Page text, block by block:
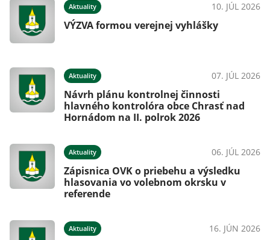
Aktuality 10. JÚL 2026
VÝZVA formou verejnej vyhlášky
Aktuality 07. JÚL 2026
Návrh plánu kontrolnej činnosti
hlavného kontrolóra obce Chrasť nad
Hornádom na II. polrok 2026
Aktuality 06. JÚL 2026
Zápisnica OVK o priebehu a výsledku
hlasovania vo volebnom okrsku v
referende
Aktuality 16. JÚN 2026